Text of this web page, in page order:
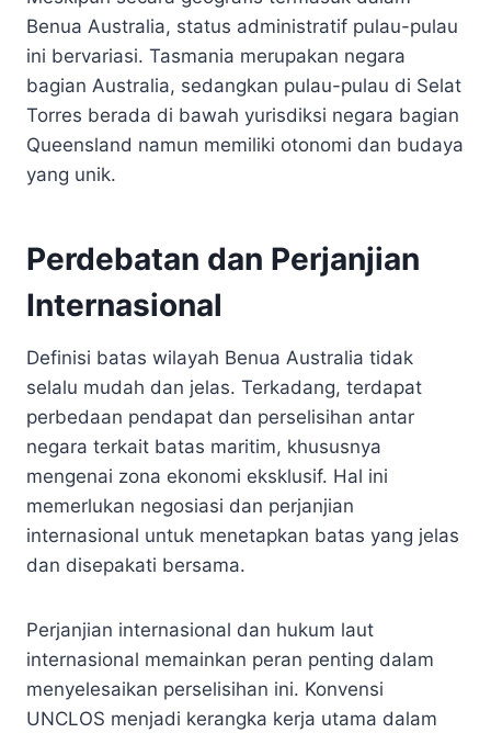
Benua Australia, status administratif pulau-pulau
ini bervariasi. Tasmania merupakan negara
bagian Australia, sedangkan pulau-pulau di Selat
Torres berada di bawah yurisdiksi negara bagian
Queensland namun memiliki otonomi dan budaya
yang unik.
Perdebatan dan Perjanjian
Internasional
Definisi batas wilayah Benua Australia tidak
selalu mudah dan jelas. Terkadang, terdapat
perbedaan pendapat dan perselisihan antar
negara terkait batas maritim, khususnya
mengenai zona ekonomi eksklusif. Hal ini
memerlukan negosiasi dan perjanjian
internasional untuk menetapkan batas yang jelas
dan disepakati bersama.
Perjanjian internasional dan hukum laut
internasional memainkan peran penting dalam
menyelesaikan perselisihan ini. Konvensi
UNCLOS menjadi kerangka kerja utama dalam